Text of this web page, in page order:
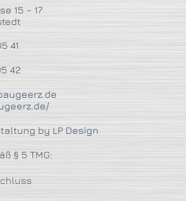
15 – 17
41
42
by LP Design
§ 5 TMG: